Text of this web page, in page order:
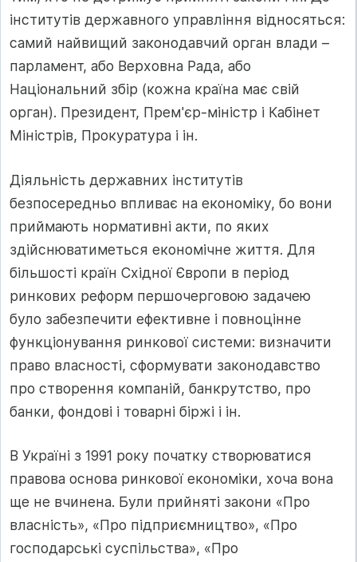
інститутів державного управління відносяться:
самий найвищий законодавчий орган влади –
парламент, або Верховна Рада, або
Національний збір (кожна країна має свій
орган). Президент, Прем'єр-міністр і Кабінет
Міністрів, Прокуратура і ін.
Діяльність державних інститутів
безпосередньо впливає на економіку, бо вони
приймають нормативні акти, по яких
здійснюватиметься економічне життя. Для
більшості країн Східної Європи в період
ринкових реформ першочерговою задачею
було забезпечити ефективне і повноцінне
функціонування ринкової системи: визначити
право власності, сформувати законодавство
про створення компаній, банкрутство, про
банки, фондові і товарні біржі і ін.
В Україні з 1991 року початку створюватися
правова основа ринкової економіки, хоча вона
ще не вчинена. Були прийняті закони «Про
власність», «Про підприємництво», «Про
господарські суспільства», «Про